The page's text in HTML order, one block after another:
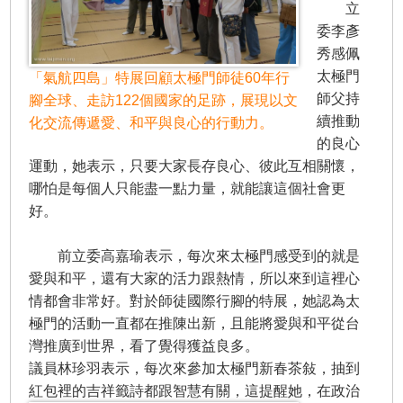
「氣航四島」特展回顧太極門師徒60年行
腳全球、走訪122個國家的足跡，展現以文
化交流傳遞愛、和平與良心的行動力。
立
委李彥
秀感佩
太極門
師父持
續推動
的良心
運動，她表示，只要大家長存良心、彼此互相關懷，
哪怕是每個人只能盡一點力量，就能讓這個社會更
好。
前立委高嘉瑜表示，每次來太極門感受到的就是
愛與和平，還有大家的活力跟熱情，所以來到這裡心
情都會非常好。對於師徒國際行腳的特展，她認為太
極門的活動一直都在推陳出新，且能將愛與和平從台
灣推廣到世界，看了覺得獲益良多。
議員林珍羽表示，每次來參加太極門新春茶敍，抽到
紅包裡的吉祥籤詩都跟智慧有關，這提醒她，在政治